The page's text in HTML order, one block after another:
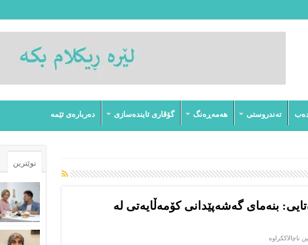
تەندروستى هەمەڕەنگ گۆڤارى ئایندەسازى دەربارەى ئێمە
بنەمای گەشەپێدانی کۆمەڵایەتی لە
ناچالاککراوە
نوێترین